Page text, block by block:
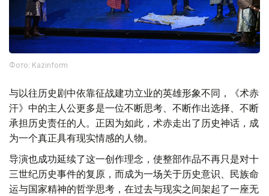
Фото: Kazinform
与以往历史剧中依靠征战建功立业的英雄形象不同，《术赤
汗》中的主人公更多是一位不断思考、不断作出选择、不断
承担历史责任的人。正因为如此，术赤走出了历史神话，成
为一个真正具有现实情感的人物。
导演也成功延续了这一创作理念，使整部作品不再只是对十
三世纪历史事件的复原，而成为一场关于历史意识、民族命
运与国家精神的哲学思考，在过去与现实之间架起了一座无